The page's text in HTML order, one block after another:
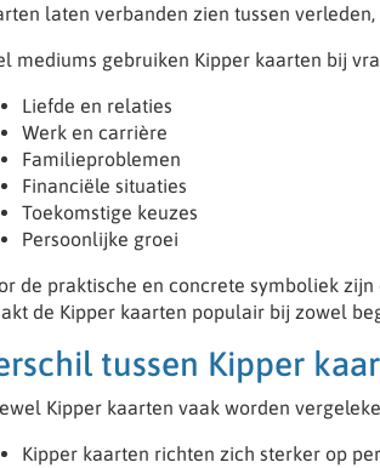
laten verbanden zien tussen
mediums gebruiken Kipper kaarten bij
Liefde en relaties
Werk en carrière
Familieproblemen
Financiële situaties
Toekomstige keuzes
Persoonlijke groei
de praktische en concrete symboliek
de Kipper kaarten populair bij zowel
tussen Kipper
Kipper kaarten vaak worden
Kipper kaarten richten zich sterker op